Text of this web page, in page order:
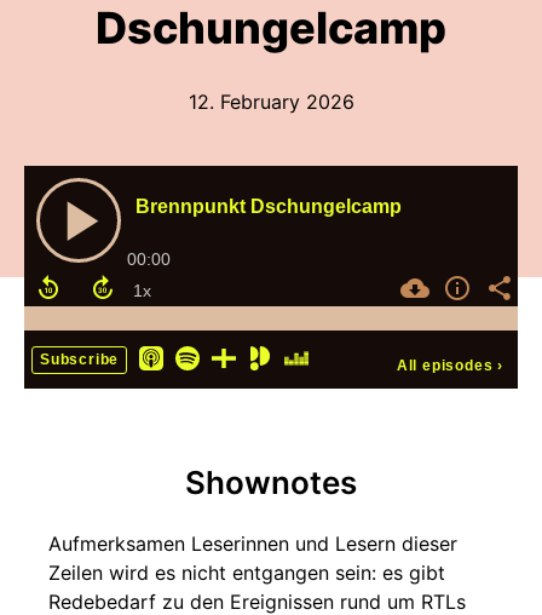
Dschungelcamp
12. February 2026
Brennpunkt Dschungelcamp
00:00
Subscribe All episodes ›
Shownotes
Aufmerksamen Leserinnen und Lesern dieser
Zeilen wird es nicht entgangen sein: es gibt
Redebedarf zu den Ereignissen rund um RTLs